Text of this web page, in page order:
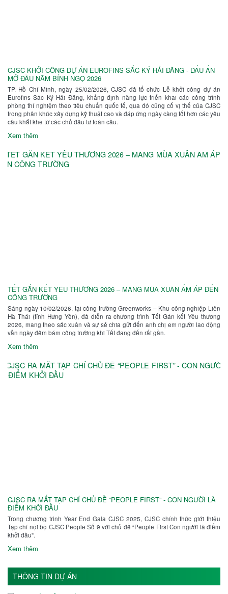
CJSC KHỞI CÔNG DỰ ÁN EUROFINS SẮC KÝ HẢI ĐĂNG - DẤU ẤN
MỞ ĐẦU NĂM BÍNH NGỌ 2026
TP. Hồ Chí Minh, ngày 25/02/2026, CJSC đã tổ chức Lễ khởi công dự án
Eurofins Sắc Ký Hải Đăng, khẳng định năng lực triển khai các công trình
phòng thí nghiệm theo tiêu chuẩn quốc tế, qua đó củng cố vị thế của CJSC
trong phân khúc xây dựng kỹ thuật cao và đáp ứng ngày càng tốt hơn các yêu
cầu khắt khe từ các chủ đầu tư toàn cầu.
Xem thêm
TẾT GẮN KẾT YÊU THƯƠNG 2026 – MANG MÙA XUÂN ẤM ÁP ĐẾN
CÔNG TRƯỜNG
Sáng ngày 10/02/2026, tại công trường Greenworks – Khu công nghiệp Liên
Hà Thái (tỉnh Hưng Yên), đã diễn ra chương trình Tết Gắn kết Yêu thương
2026, mang theo sắc xuân và sự sẻ chia gửi đến anh chị em người lao động
vẫn ngày đêm bám công trường khi Tết đang đến rất gần.
Xem thêm
CJSC RA MẮT TẠP CHÍ CHỦ ĐỀ “PEOPLE FIRST” - CON NGƯỜI LÀ
ĐIỂM KHỞI ĐẦU
Trong chương trình Year End Gala CJSC 2025, CJSC chính thức giới thiệu
Tạp chí nội bộ CJSC People Số 9 với chủ đề “People First Con người là điểm
khởi đầu”.
Xem thêm
THÔNG TIN DỰ ÁN